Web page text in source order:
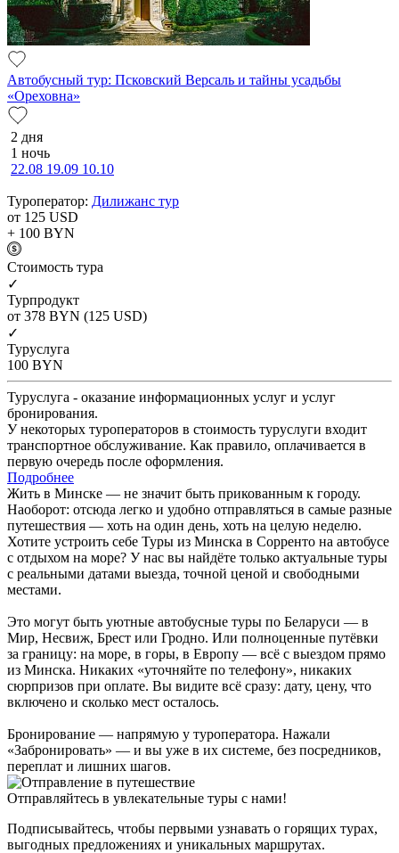
Автобусный тур: Псковский Версаль и тайны усадьбы
«Ореховна»
2 дня
1 ночь
22.08 19.09 10.10
Туроператор: Дилижанс тур
от 125 USD
+ 100 BYN
Cтоимость тура
✓
Турпродукт
от 378 BYN (125 USD)
✓
Туруслуга
100 BYN
Туруслуга - оказание информационных услуг и услуг
бронирования.
У некоторых туроператоров в стоимость туруслуги входит
транспортное обслуживание. Как правило, оплачивается в
первую очередь после оформления.
Подробнее
Жить в Минске — не значит быть прикованным к городу.
Наоборот: отсюда легко и удобно отправляться в самые разные
путешествия — хоть на один день, хоть на целую неделю.
Хотите устроить себе Туры из Минска в Сорренто на автобусе
с отдыхом на море? У нас вы найдёте только актуальные туры
с реальными датами выезда, точной ценой и свободными
местами.
Это могут быть уютные автобусные туры по Беларуси — в
Мир, Несвиж, Брест или Гродно. Или полноценные путёвки
за границу: на море, в горы, в Европу — всё с выездом прямо
из Минска. Никаких «уточняйте по телефону», никаких
сюрпризов при оплате. Вы видите всё сразу: дату, цену, что
включено и сколько мест осталось.
Бронирование — напрямую у туроператора. Нажали
«Забронировать» — и вы уже в их системе, без посредников,
переплат и лишних шагов.
Отправляйтесь в увлекательные туры с нами!
Подписывайтесь, чтобы первыми узнавать о горящих турах,
выгодных предложениях и уникальных маршрутах.